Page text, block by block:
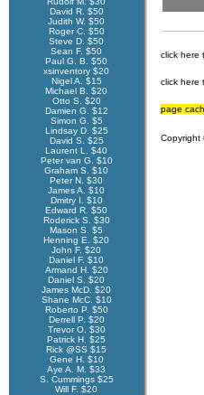
David R. $50
Judith W. $50
Roger C. $50
Steve D. $50
Sean F. $50
Paul G. B. $50
xsinventory $20
Nigel A. $15
Michael B. $20
Otto S. $20
Damien G. $12
Simon G. $5
Lindsay D. $25
David S. $25
Laurent L. $40
Peter van G. $10
Graham S. $10
Peter N. $30
James A. $10
Dmitry I. $10
Edward R. $50
Roderick S. $30
Mason S. $5
Henning E. $20
John F. $20
Daniel F. $10
Armand H. $20
Daniel S. $20
James McD. $20
Shane McC. $10
Roberto P. $50
Derrell P. $20
Trevor O. $30
Patrick H. $25
Rick @SS $15
Gene H. $10
Aye A. M. $33
S. Cummings $25
Will F. $20
click here
click here
page
Copyright